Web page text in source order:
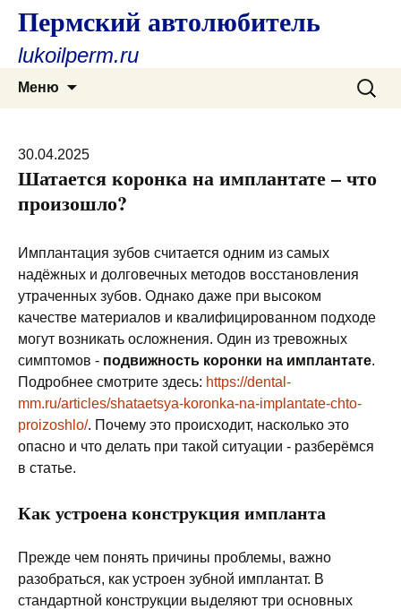
Пермский автолюбитель
lukoilperm.ru
Меню
Найти:
30.04.2025
Шатается коронка на имплантате – что
произошло?
Имплантация зубов считается одним из самых
надёжных и долговечных методов восстановления
утраченных зубов. Однако даже при высоком
качестве материалов и квалифицированном подходе
могут возникать осложнения. Один из тревожных
симптомов - подвижность коронки на имплантате.
Подробнее смотрите здесь: https://dental-
mm.ru/articles/shataetsya-koronka-na-implantate-chto-
proizoshlo/. Почему это происходит, насколько это
опасно и что делать при такой ситуации - разберёмся
в статье.
Как устроена конструкция импланта
Прежде чем понять причины проблемы, важно
разобраться, как устроен зубной имплантат. В
стандартной конструкции выделяют три основных